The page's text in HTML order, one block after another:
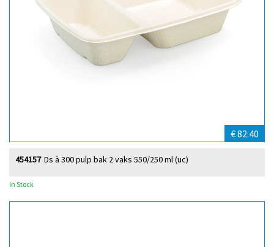
€ 82.40
Ds à 300 pulp bak 2 vaks 550/250 ml (uc)
454157
In Stock